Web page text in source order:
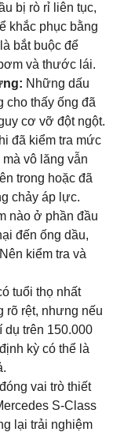
bị rò rỉ liên tục,
khắc phục bằng
bắt buộc để
và thước lái.
Những dấu
cho thấy ống đã
cơ vỡ đột ngột.
đã kiểm tra mức
vô lăng vẫn
trong hoặc đã
chảy áp lực.
nào ở phần đầu
đến ống dầu,
kiểm tra và
tuổi thọ nhất
rõ rệt, nhưng nếu
dụ trên 150.000
kỳ có thể là
vai trò thiết
S-Class
lại trải nghiệm